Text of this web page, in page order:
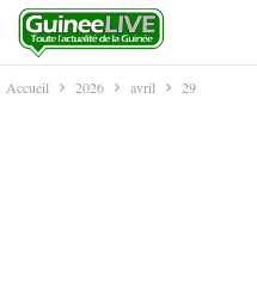
Accueil 2026 avril 29